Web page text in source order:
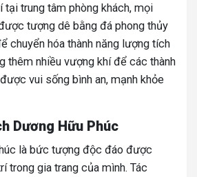
tại trung tâm phòng khách, mọi
tượng dê bằng đá phong thủy
chuyển hóa thành năng lượng tích
thêm nhiều vượng khí để các thành
vui sống bình an, mạnh khỏe
Dương Hữu Phúc
là bức tượng độc đáo được
trong gia trang của mình. Tác